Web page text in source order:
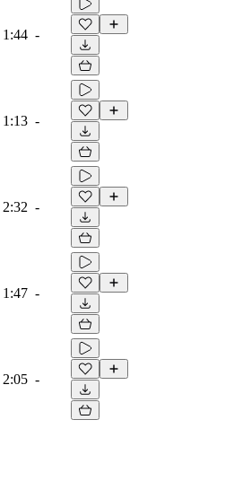
1:44 -
1:13 -
2:32 -
1:47 -
2:05 -